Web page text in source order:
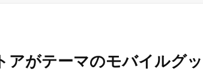
アがテーマのモバイルグッ